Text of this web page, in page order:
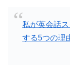
私が英会話
する5つの理